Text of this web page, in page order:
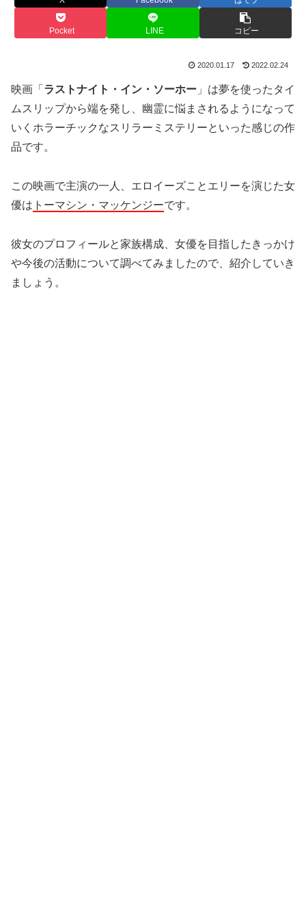
Pocket LINE コピー
2020.01.17 2022.02.24
映画「 ラストナイト・イン・ソーホー 」は夢を使ったタイ
ムスリップから端を発し、幽霊に悩まされるようになって
いくホラーチックなスリラーミステリーといった感じの作
品です。
この映画で主演の一人、エロイーズことエリーを演じた女
優は トーマシン・マッケンジーです。
彼女のプロフィールと家族構成、女優を目指したきっかけ
や今後の活動について調べてみましたので、紹介していき
ましょう。